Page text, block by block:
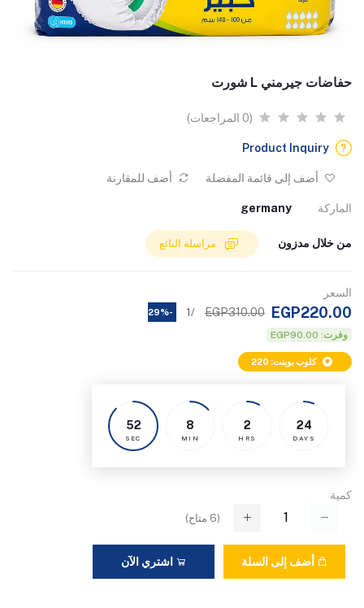
حفاضات جيرمني L شورت
(0 المراجعات)
Product Inquiry
أضف إلى قائمة المفضلة أضف للمقارنة
الماركة germany
من خلال مدزون
السعر
EGP220.00
EGP310.00
/1
-29%
وفرت: EGP90.00
كلوب بوينت: 220
24
DAYS
2
HRS
8
MIN
51
SEC
كمية
(
6 متاح)
أضف إلى السلة اشتري الآن